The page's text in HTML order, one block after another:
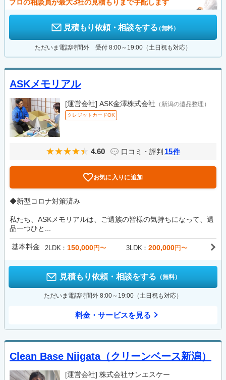
プロの相談員が最大 社の見積もりまで手配します
見積もり依頼・相談をする（無料）
ただいま電話時間外 受付 8:00～19:00（土日祝も対応）
ASKメモリアル
[運営会社] ASK金澤株式会社 （新潟の遺品整理）
クレジットカードOK
4.60 口コミ・評判 15件
お気に入りに追加
◆新型コロナ対策済み
私たち、ASKメモリアルは、ご遺族の皆様の気持ちになって、遺
品一つひと...
基本料金 2LDK 150,000円〜 3LDK 200,000円〜
見積もり依頼・相談をする （無料）
ただいま電話時間外 8:00～19:00（土日祝も対応）
料金・サービスを見る
Clean Base Niigata（クリーンベース新潟）
[運営会社] 株式会社サンエスケー